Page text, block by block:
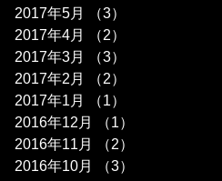
2017年5月
（3）
2017年4月
（2）
2017年3月
（3）
2017年2月
（2）
2017年1月
（1）
2016年12月
（1）
2016年11月
（2）
2016年10月
（3）